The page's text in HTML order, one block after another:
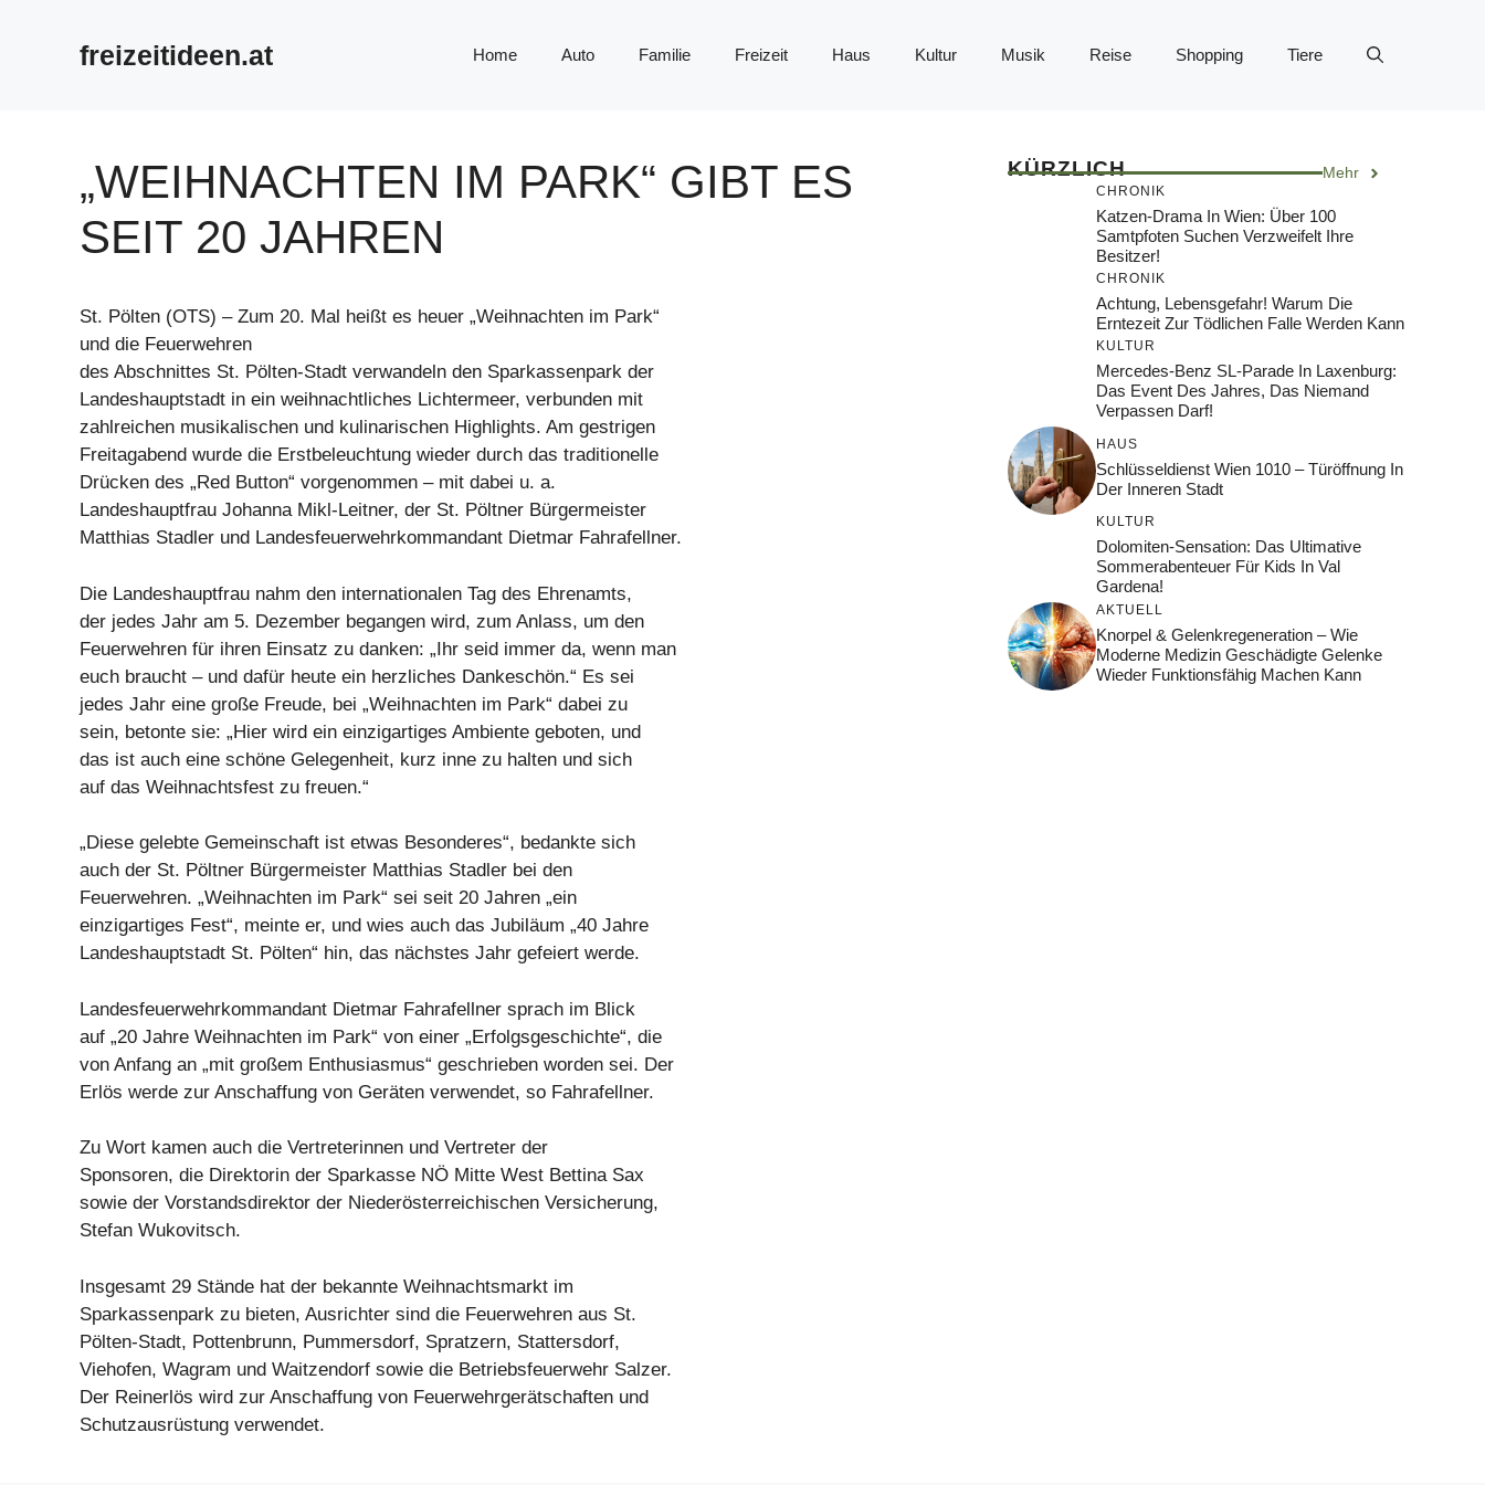
freizeitideen.at Home Auto Familie Freizeit Haus Kultur Musik Reise Shopping Tiere
„WEIHNACHTEN IM PARK“ GIBT ES
SEIT 20 JAHREN
St. Pölten (OTS) – Zum 20. Mal heißt es heuer „Weihnachten im Park“
und die Feuerwehren
des Abschnittes St. Pölten-Stadt verwandeln den Sparkassenpark der
Landeshauptstadt in ein weihnachtliches Lichtermeer, verbunden mit
zahlreichen musikalischen und kulinarischen Highlights. Am gestrigen
Freitagabend wurde die Erstbeleuchtung wieder durch das traditionelle
Drücken des „Red Button“ vorgenommen – mit dabei u. a.
Landeshauptfrau Johanna Mikl-Leitner, der St. Pöltner Bürgermeister
Matthias Stadler und Landesfeuerwehrkommandant Dietmar Fahrafellner.
Die Landeshauptfrau nahm den internationalen Tag des Ehrenamts,
der jedes Jahr am 5. Dezember begangen wird, zum Anlass, um den
Feuerwehren für ihren Einsatz zu danken: „Ihr seid immer da, wenn man
euch braucht – und dafür heute ein herzliches Dankeschön.“ Es sei
jedes Jahr eine große Freude, bei „Weihnachten im Park“ dabei zu
sein, betonte sie: „Hier wird ein einzigartiges Ambiente geboten, und
das ist auch eine schöne Gelegenheit, kurz inne zu halten und sich
auf das Weihnachtsfest zu freuen.“
„Diese gelebte Gemeinschaft ist etwas Besonderes“, bedankte sich
auch der St. Pöltner Bürgermeister Matthias Stadler bei den
Feuerwehren. „Weihnachten im Park“ sei seit 20 Jahren „ein
einzigartiges Fest“, meinte er, und wies auch das Jubiläum „40 Jahre
Landeshauptstadt St. Pölten“ hin, das nächstes Jahr gefeiert werde.
Landesfeuerwehrkommandant Dietmar Fahrafellner sprach im Blick
auf „20 Jahre Weihnachten im Park“ von einer „Erfolgsgeschichte“, die
von Anfang an „mit großem Enthusiasmus“ geschrieben worden sei. Der
Erlös werde zur Anschaffung von Geräten verwendet, so Fahrafellner.
Zu Wort kamen auch die Vertreterinnen und Vertreter der
Sponsoren, die Direktorin der Sparkasse NÖ Mitte West Bettina Sax
sowie der Vorstandsdirektor der Niederösterreichischen Versicherung,
Stefan Wukovitsch.
Insgesamt 29 Stände hat der bekannte Weihnachtsmarkt im
Sparkassenpark zu bieten, Ausrichter sind die Feuerwehren aus St.
Pölten-Stadt, Pottenbrunn, Pummersdorf, Spratzern, Stattersdorf,
Viehofen, Wagram und Waitzendorf sowie die Betriebsfeuerwehr Salzer.
Der Reinerlös wird zur Anschaffung von Feuerwehrgerätschaften und
Schutzausrüstung verwendet.
KÜRZLICH Mehr
CHRONIK
Katzen-Drama In Wien: Über 100
Samtpfoten Suchen Verzweifelt Ihre
Besitzer!
CHRONIK
Achtung, Lebensgefahr! Warum Die
Erntezeit Zur Tödlichen Falle Werden Kann
KULTUR
Mercedes-Benz SL-Parade In Laxenburg:
Das Event Des Jahres, Das Niemand
Verpassen Darf!
HAUS
Schlüsseldienst Wien 1010 – Türöffnung In
Der Inneren Stadt
KULTUR
Dolomiten-Sensation: Das Ultimative
Sommerabenteuer Für Kids In Val
Gardena!
AKTUELL
Knorpel & Gelenkregeneration – Wie
Moderne Medizin Geschädigte Gelenke
Wieder Funktionsfähig Machen Kann